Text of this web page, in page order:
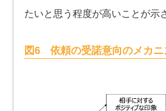
たいと思う程度が高いことが示
図6 依頼の受諾意向のメカニ